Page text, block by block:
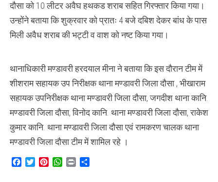
दौसा को 10 लीटर अवैघ हथकड शराब सहित गिरफ्तार किया गया।
उन्होंने बताया कि शुक्रवार को प्रातः 4 बजे दबिश देकर बांध के पास
मिली अवैध शराब की भट्टी व वाश को नष्ट किया गया।
थानाधिकारी मण्डावरी हरदयाल मीना ने बताया कि इस दौरान टीम में
शीशराम सहायक उप निरीक्षक थाना मण्डावरी जिला दौसा , भीखाराम
सहायक उपनिरीक्षक थाना मण्डावरी जिला दौसा, जगदीश थाना कानि.
मण्डावरी जिला दौसा, विनोद कानि. थाना मण्डावरी जिला दौसा, राकेश
कुमार कानि. थाना मण्डावरी जिला दौसा एवं रामकरण चालक थाना
मण्डावरी जिला दौसा टीम में शामिल रहे ।
Facebook
TwitterPinterestWhatsApp
Print